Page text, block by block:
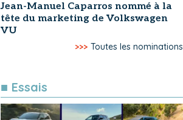
Jean-Manuel Caparros nommé à la
tête du marketing de Volkswagen
VU
>>> Toutes les nominations
■ Essais